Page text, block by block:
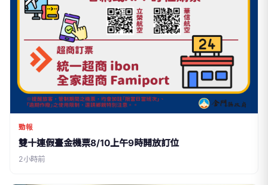
勁報
雙十連假臺金機票8/10上午9時開放訂位
2小時前